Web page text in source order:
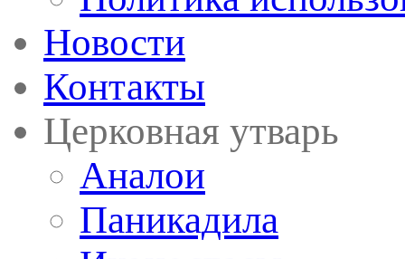
Новости
Контакты
Церковная утварь
Аналои
Паникадила